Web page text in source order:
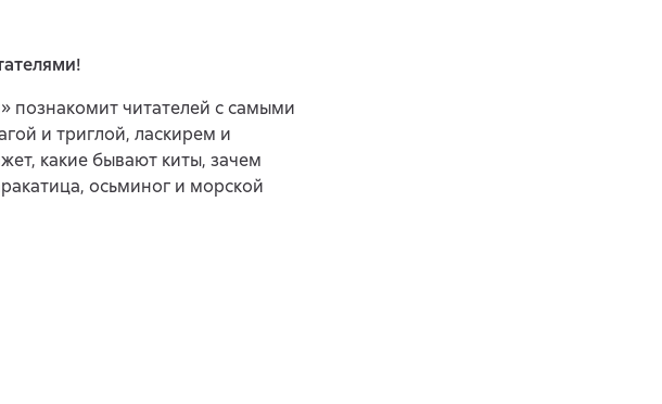
познакомит читателей с самыми
и триглой, ласкирем и
какие бывают киты, зачем
осьминог и морской